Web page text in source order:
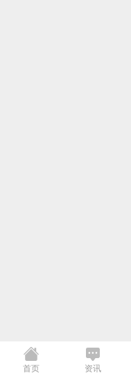
首页 资讯